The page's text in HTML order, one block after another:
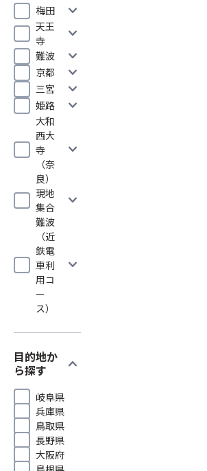
梅田 expand_more
天王
寺
expand_more
難波 expand_more
京都 expand_more
三宮 expand_more
姫路 expand_more
大和
西大
寺
（奈
良）
expand_more
現地
集合
expand_more
難波
（近
鉄電
車利
用コ
ー
ス）
expand_more
目的地か
ら探す
expand_more
岐阜県
兵庫県
鳥取県
長野県
大阪府